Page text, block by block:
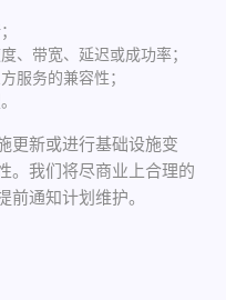
、带宽、延迟或成功率；
服务的兼容性；
更新或进行基础设施变
。我们将尽商业上合理的
前通知计划维护。